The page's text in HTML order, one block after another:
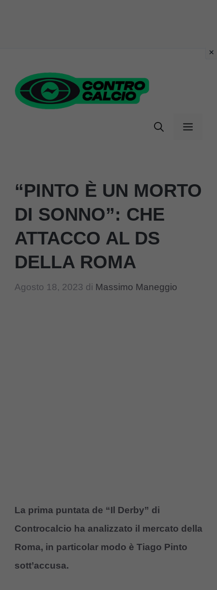
contenuto
Menu
“PINTO È UN MORTO
DI SONNO”: CHE
ATTACCO AL DS
DELLA ROMA
Agosto 18, 2023 di Massimo Maneggio
La prima puntata de “Il Derby” di
Controcalcio ha analizzato il mercato della
Roma, in particolar modo è Tiago Pinto
sott’accusa.